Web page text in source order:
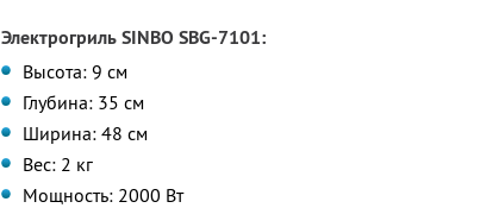
Электрогриль SINBO SBG-7101:
Высота: 9 см
Глубина: 35 см
Ширина: 48 см
Вес: 2 кг
Мощность: 2000 Вт